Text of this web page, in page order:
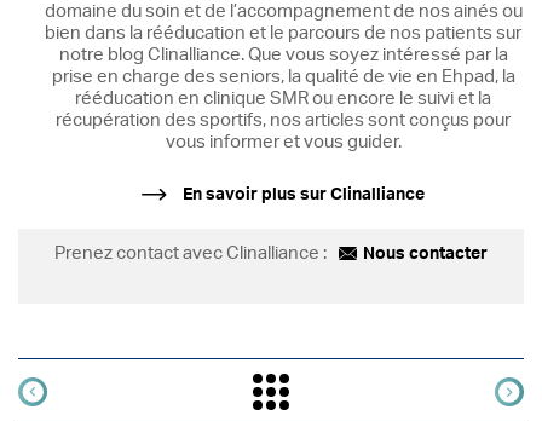
domaine du soin et de l’accompagnement de nos ainés ou
bien dans la rééducation et le parcours de nos patients sur
notre blog Clinalliance. Que vous soyez intéressé par la
prise en charge des seniors, la qualité de vie en Ehpad, la
rééducation en clinique SMR ou encore le suivi et la
récupération des sportifs, nos articles sont conçus pour
vous informer et vous guider.
En savoir plus sur Clinalliance
Prenez contact avec Clinalliance : Nous contacter